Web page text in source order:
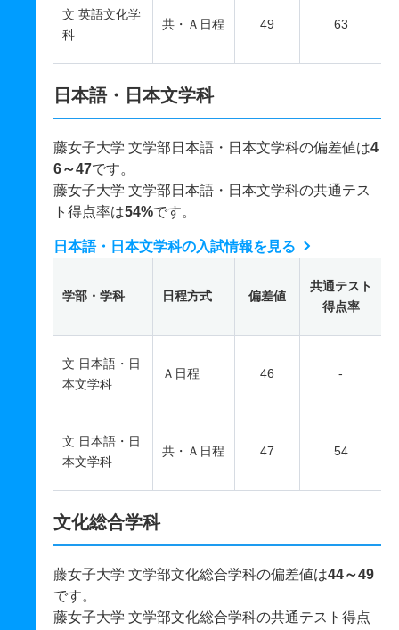
文 英語文化学
科
共・Ａ日程 49 63
日本語・日本文学科
藤女子大学 文学部日本語・日本文学科の偏差値は4
6～47です。
藤女子大学 文学部日本語・日本文学科の共通テス
ト得点率は54%です。
日本語・日本文学科の入試情報を見る
学部・学科 日程方式 偏差値
共通テスト
得点率
文 日本語・日
本文学科
Ａ日程 46 -
文 日本語・日
本文学科
共・Ａ日程 47 54
文化総合学科
藤女子大学 文学部文化総合学科の偏差値は44～49
です。
藤女子大学 文学部文化総合学科の共通テスト得点